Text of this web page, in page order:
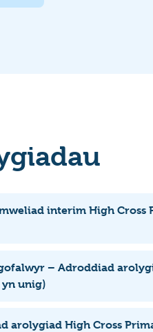
interim High Cross
– Adroddiad
yn unig)
arolygiad High Cross